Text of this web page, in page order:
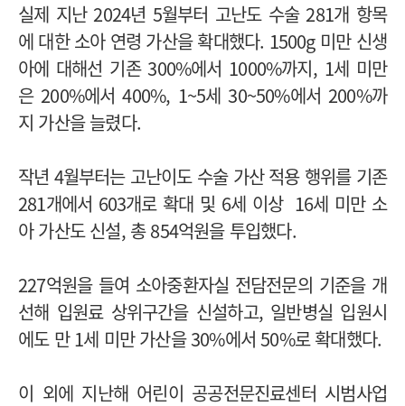
실제 지난 2024년 5월부터 고난도 수술 281개 항목
에 대한 소아 연령 가산을 확대했다. 1500g 미만 신생
아에 대해선 기존 300%에서 1000%까지, 1세 미만
은 200%에서 400%, 1~5세 30~50%에서 200%까
지 가산을 늘렸다.
작년 4월부터는 고난이도 수술 가산 적용 행위를 기존
281개에서 603개로 확대 및 6세 이상 16세 미만 소
아 가산도 신설, 총 854억원을 투입했다.
227억원을 들여 소아중환자실 전담전문의 기준을 개
선해 입원료 상위구간을 신설하고, 일반병실 입원시
에도 만 1세 미만 가산을 30%에서 50%로 확대했다.
이 외에 지난해 어린이 공공전문진료센터 시범사업